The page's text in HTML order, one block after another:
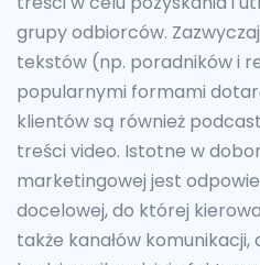
grupy odbiorców.
tekstów (np. poradników i
popularnymi formami
klientów są również
treści video. Istotne w
marketingowej jest
docelowej, do której
także kanałów